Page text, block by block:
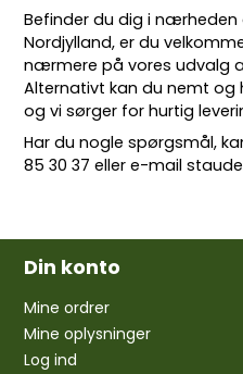
Befinder du dig i nærheden
Nordjylland, er du
nærmere på vores udvalg
Alternativt kan du nemt og
og vi sørger for hurtig
Har du nogle spørgsmål,
85 30 37 eller e-mail
Din konto
Mine ordrer
Mine oplysninger
Log ind